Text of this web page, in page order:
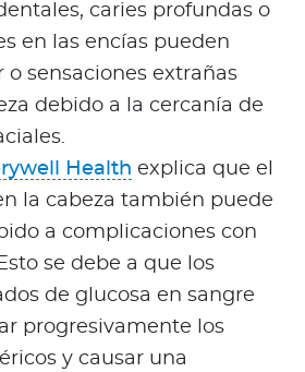
caries profundas o
en las encías pueden
o sensaciones extrañas
debido a la cercanía de
Health explica que el
la cabeza también puede
a complicaciones con
se debe a que los
de glucosa en sangre
progresivamente los
y causar una